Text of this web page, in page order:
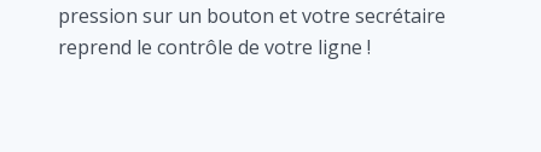
pression sur un bouton et votre secrétaire
reprend le contrôle de votre ligne !